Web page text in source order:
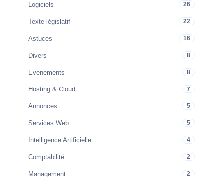
Logiciels 26
Texte législatif 22
Astuces 16
Divers 8
Evenements 8
Hosting & Cloud 7
Annonces 5
Services Web 5
Intelligence Artificielle 4
Comptabilité 2
Management 2